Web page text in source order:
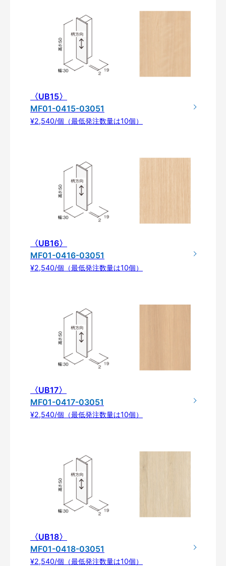
〈UB15〉
MF01-0415-03051
¥2,540/個（最低発注数量は10個）
〈UB16〉
MF01-0416-03051
¥2,540/個（最低発注数量は10個）
〈UB17〉
MF01-0417-03051
¥2,540/個（最低発注数量は10個）
〈UB18〉
MF01-0418-03051
¥2,540/個（最低発注数量は10個）